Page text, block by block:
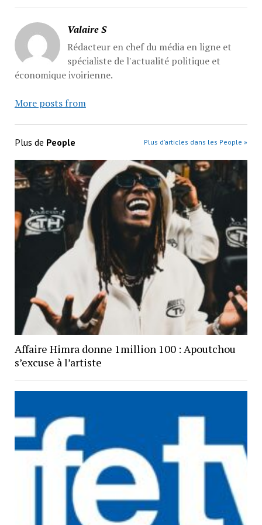
Valaire S
Rédacteur en chef du média en ligne et
spécialiste de l'actualité politique et
économique ivoirienne.
More posts from
Plus de People Plus d’articles dans les People »
Affaire Himra donne 1million 100 : Apoutchou
s’excuse à l’artiste